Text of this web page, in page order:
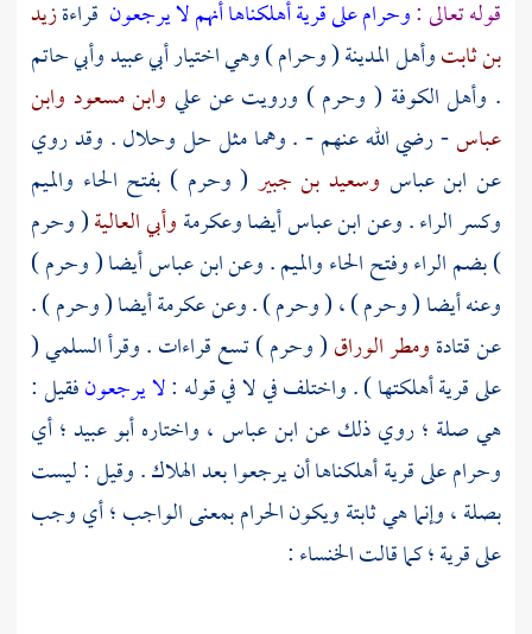
قوله تعالى :وحرام على قرية أهلكناها أنهم لا يرجعون قراءةزيد
بن ثابتوأهلالمدينة( وحرام ) وهي اختيارأبي عبيدوأبي حاتم
. وأهلالكوفة ( وحرم ) ورويت عنعلي وابن مسعود وابن
عباس- رضي الله عنهم - . وهما مثل حل وحلال . وقد روي
عن ابن عباس وسعيد بن جبير ( وحرم ) بفتح الحاء والميم
وكسر الراء . وعنابن عباسأيضاوعكرمةوأبي العالية( وحرم
) بضم الراء وفتح الحاء والميم . وعنابن عباسأيضا ( وحرم )
وعنه أيضا ( وحرم ) ، ( وحرم ) . وعنعكرمةأيضا ( وحرم ) .
عنقتادةومطر الوراق( وحرم ) تسع قراءات . وقرأالسلمي(
على قرية أهلكتها ) . واختلف في لا في قوله :لا يرجعونفقيل :
هي صلة ؛ روي ذلك عنابن عباس ، واختارهأبو عبيد ؛أي
وحرام على قرية أهلكناها أن يرجعوا بعد الهلاك . وقيل : ليست
بصلة ، وإنما هي ثابتة ويكون الحرام بمعنى الواجب ؛ أي وجب
على قرية ؛ كما قالتالخنساء: